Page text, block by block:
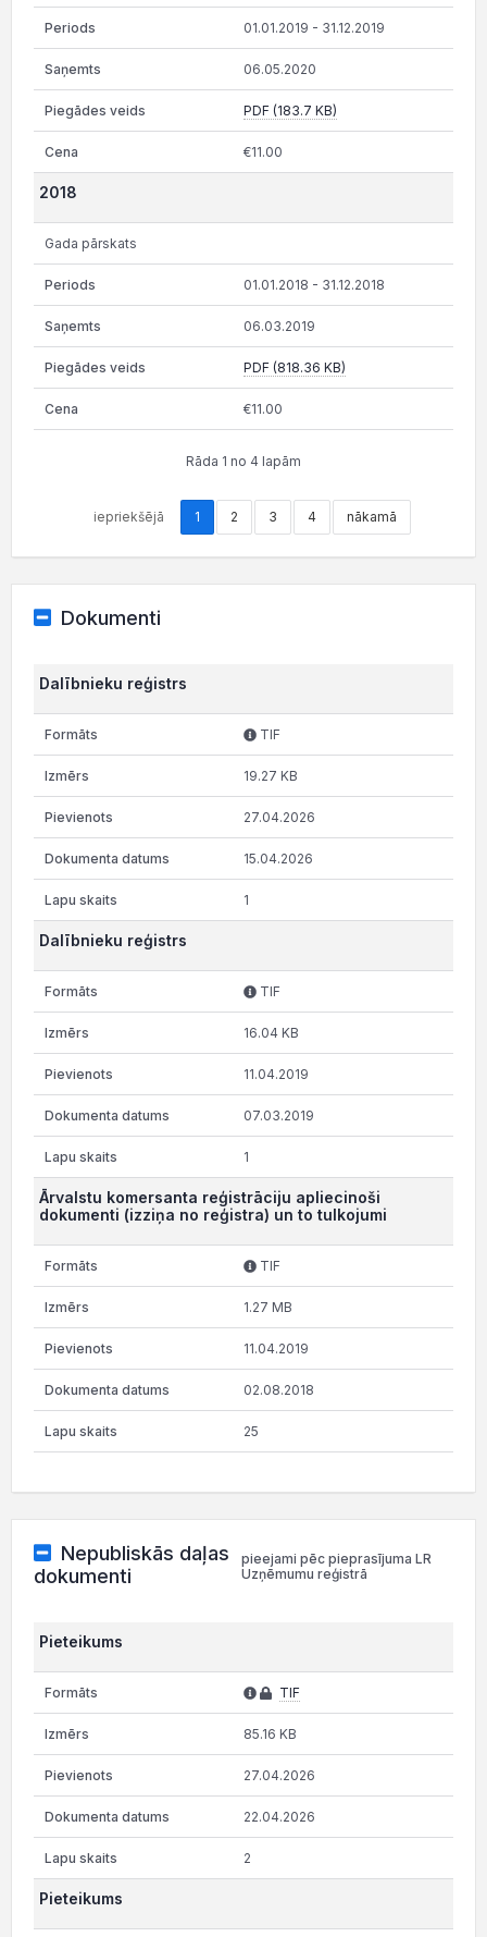
01.01.2019 - 31.12.2019
06.05.2020
PDF (183.7 KB)
€11.00
2018
Gada pārskats
01.01.2018 - 31.12.2018
06.03.2019
PDF (818.36 KB)
€11.00
Rāda 1 no 4 lapām
iepriekšējā 1 2 3 4 nākamā
Dokumenti
Dalībnieku reģistrs
TIF
19.27 KB
27.04.2026
15.04.2026
1
Dalībnieku reģistrs
TIF
16.04 KB
11.04.2019
07.03.2019
1
Ārvalstu komersanta reģistrāciju apliecinoši
dokumenti (izziņa no reģistra) un to tulkojumi
TIF
1.27 MB
11.04.2019
02.08.2018
25
Nepubliskās daļas
dokumenti
pieejami pēc pieprasījuma LR
Uzņēmumu reģistrā
Pieteikums
TIF
85.16 KB
27.04.2026
22.04.2026
2
Pieteikums